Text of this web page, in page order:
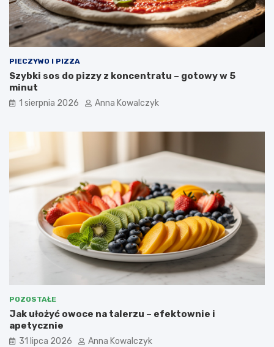
PIECZYWO I PIZZA
Szybki sos do pizzy z koncentratu – gotowy w 5
minut
1 sierpnia 2026 Anna Kowalczyk
POZOSTAŁE
Jak ułożyć owoce na talerzu – efektownie i
apetycznie
31 lipca 2026 Anna Kowalczyk